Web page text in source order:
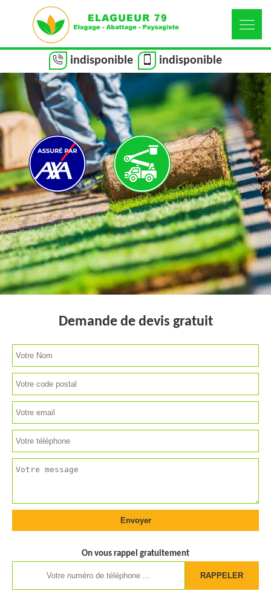
indisponible indisponible
Demande de devis gratuit
On vous rappel gratuitement